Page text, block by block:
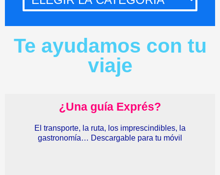
Te ayudamos con tu
viaje
¿Una guía Exprés?
El transporte, la ruta, los imprescindibles, la
gastronomía… Descargable para tu móvil